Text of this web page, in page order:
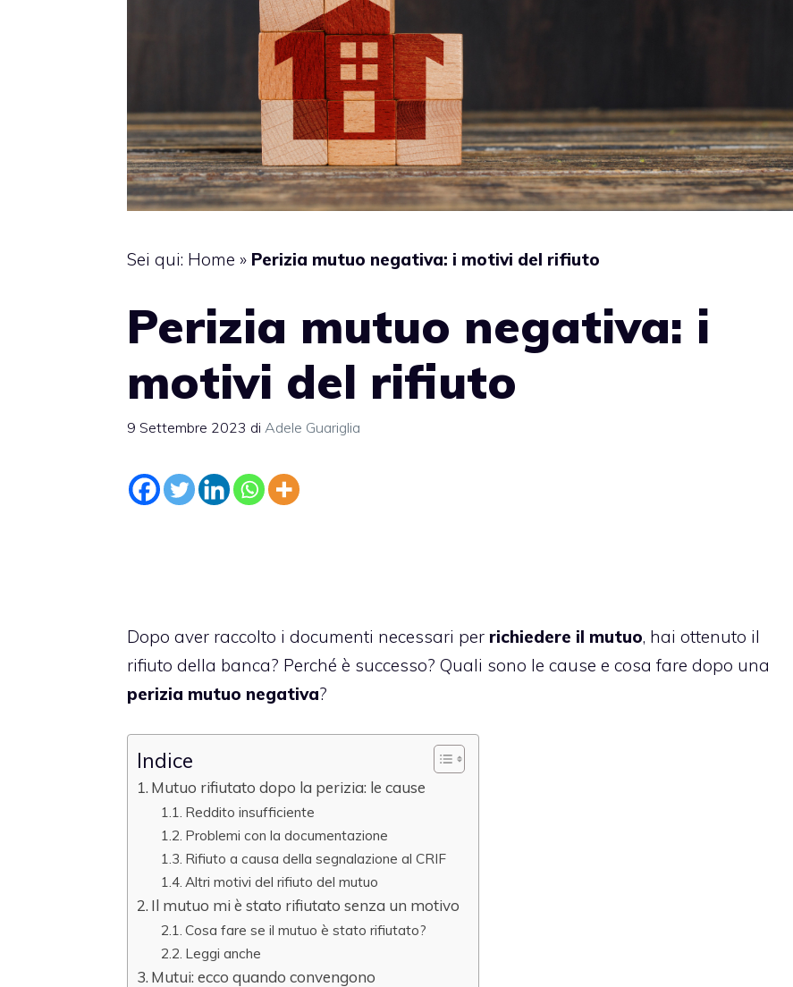
Sei qui: Home » Perizia mutuo negativa: i motivi del rifiuto
Perizia mutuo negativa: i
motivi del rifiuto
9 Settembre 2023 di Adele Guariglia
Dopo aver raccolto i documenti necessari per richiedere il mutuo, hai ottenuto il
rifiuto della banca? Perché è successo? Quali sono le cause e cosa fare dopo una
perizia mutuo negativa?
Indice
Mutuo rifiutato dopo la perizia: le cause
Reddito insufficiente
Problemi con la documentazione
Rifiuto a causa della segnalazione al CRIF
Altri motivi del rifiuto del mutuo
Il mutuo mi è stato rifiutato senza un motivo
Cosa fare se il mutuo è stato rifiutato?
Leggi anche
Mutui: ecco quando convengono